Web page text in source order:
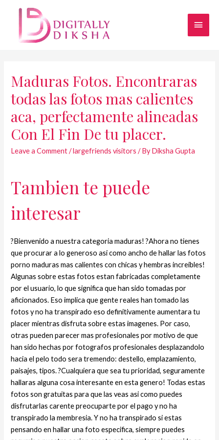
Maduras Fotos. Encontraras
todas las fotos mas calientes
aca, perfectamente alineadas
Con El Fin De tu placer.
Leave a Comment /largefriends visitors / ByDiksha Gupta
Tambien te puede
interesar
?Bienvenido a nuestra categoria maduras! ?Ahora no tienes
que procurar a lo generoso asi­ como ancho de hallar las fotos
porno maduras mas calientes con chicas y hembras increibles!
Algunas sobre estas fotos estan fabricadas completamente
por el usuario, lo que significa que han sido tomadas por
aficionados. Eso implica que gente reales han tomado las
fotos y no ha transpirado eso definitivamente aumentara tu
placer mientras disfruta sobre estas imagenes. Por caso,
otras pueden parecer mas profesionales por motivo de que
han sido hechas por fotografos profesionales desplazandolo
hacia el pelo todo sera tremendo: destello, emplazamiento,
paisajes, tipos. ?Cualquiera que sea tu prioridad, seguramente
hallaras alguna cosa interesante en esta genero! Todas estas
fotos son gratuitas para que las veas asi­ como puedes
disfrutarlas carente preocuparte por el pago y no ha
transpirado la membresia. Y no ha transpirado si estas
pensando en hallar una foto especifica, siempre puedes